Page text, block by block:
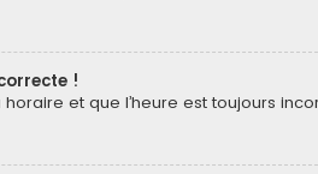
!
et que l’heure est toujours